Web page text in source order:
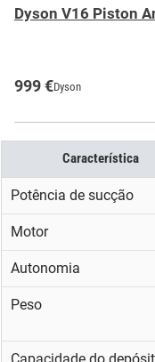
Dyson V16 Piston
999 €Dyson
Característica
Potência de sucção
Motor
Autonomia
Peso